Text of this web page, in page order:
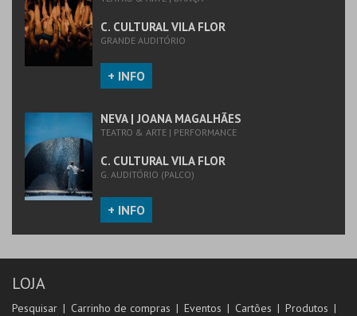
COMPRAR
C. CULTURAL VILA FLOR
GRANDE AUDITÓRIO
+ INFO
NEVA | JOANA MAGALHÃES
TEATRO & ARTE | PERFORMANCE
C. CULTURAL VILA FLOR
G. AUDITÓRIO (PALCO)
+ INFO
LOJA
Pesquisar Carrinho de compras Eventos Cartões
Produtos